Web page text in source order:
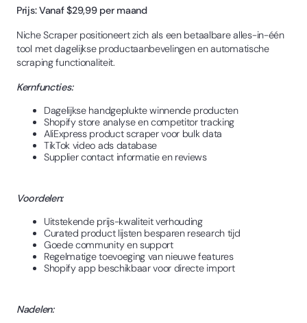
Prijs: Vanaf $29,99 per maand
Niche Scraper positioneert zich als een betaalbare alles-in-één
tool met dagelijkse productaanbevelingen en automatische
scraping functionaliteit.
Kernfuncties:
Dagelijkse handgeplukte winnende producten
Shopify store analyse en competitor tracking
AliExpress product scraper voor bulk data
TikTok video ads database
Supplier contact informatie en reviews
Voordelen:
Uitstekende prijs-kwaliteit verhouding
Curated product lijsten besparen research tijd
Goede community en support
Regelmatige toevoeging van nieuwe features
Shopify app beschikbaar voor directe import
Nadelen: